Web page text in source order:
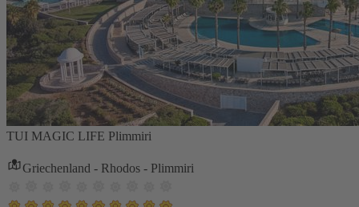
TUI MAGIC LIFE Plimmiri
Griechenland - Rhodos - Plimmiri